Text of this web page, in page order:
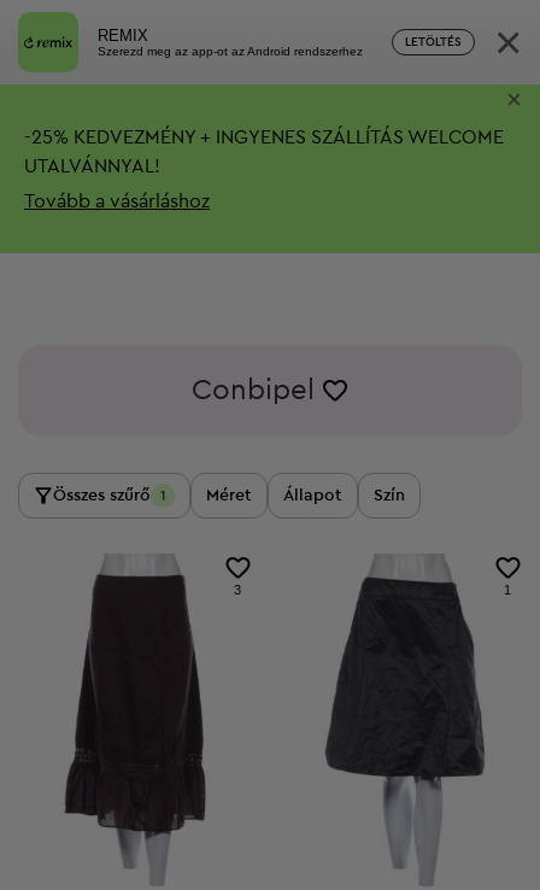
REMIX
Szerezd meg az app-ot az Android rendszerhez
LETÖLTÉS ×
-25% KEDVEZMÉNY + INGYENES SZÁLLÍTÁS WELCOME
UTALVÁNNYAL!
Tovább a vásárláshoz
×
Conbipel
Összes szűrő 1 Méret Állapot Szín
3 1